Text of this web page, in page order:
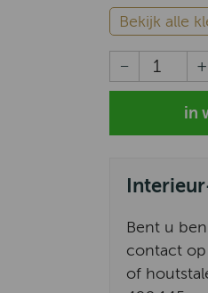
Bekijk alle
Bent u
contact
of